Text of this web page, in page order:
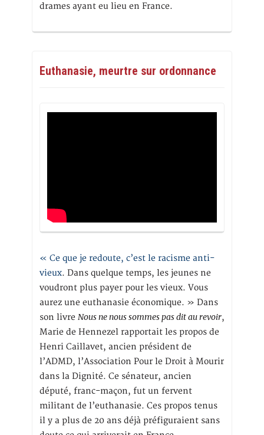
drames ayant eu lieu en France.
Euthanasie, meurtre sur ordonnance
« Ce que je redoute, c’est le racisme anti-
vieux. Dans quelque temps, les jeunes ne
voudront plus payer pour les vieux. Vous
aurez une euthanasie économique. » Dans
son livre Nous ne nous sommes pas dit au revoir,
Marie de Hennezel rapportait les propos de
Henri Caillavet, ancien président de
l’ADMD, l’Association Pour le Droit à Mourir
dans la Dignité. Ce sénateur, ancien
député, franc-maçon, fut un fervent
militant de l’euthanasie. Ces propos tenus
il y a plus de 20 ans déjà préfiguraient sans